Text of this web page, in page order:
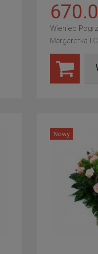
Wieniec
Margaretka I
Nowy